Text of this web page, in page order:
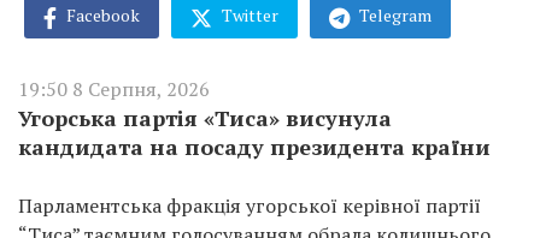
Facebook Twitter Telegram
19:50 8 Серпня, 2026
Угорська партія «Тиса» висунула
кандидата на посаду президента країни
Парламентська фракція угорської керівної партії